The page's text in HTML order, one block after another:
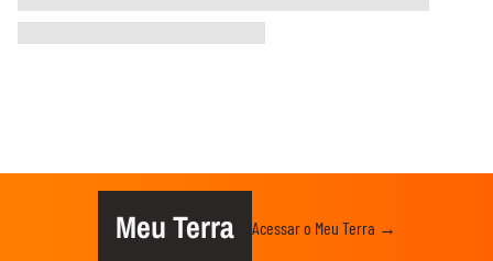
Meu Terra Acessar o Meu Terra →